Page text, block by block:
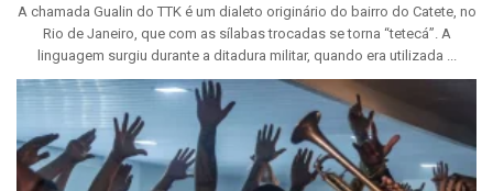
A chamada Gualin do TTK é um dialeto originário do bairro do Catete, no
Rio de Janeiro, que com as sílabas trocadas se torna “tetecá”. A
linguagem surgiu durante a ditadura militar, quando era utilizada ...